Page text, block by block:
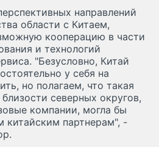
направлений
области с Китаем,
кооперацию в части
и технологий
"Безусловно, Китай
у себя на
но полагаем, что такая
северных округов,
компании, могла бы
китайским партнерам", -